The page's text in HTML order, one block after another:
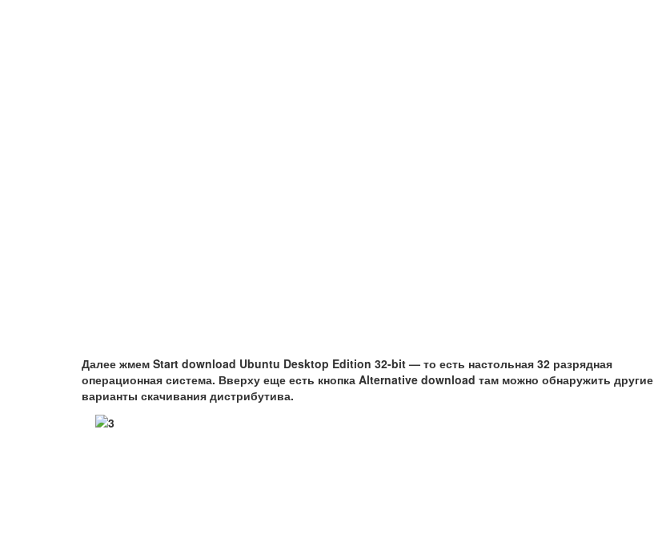
Далее жмем Start download Ubuntu Desktop Edition 32-bit — то есть настольная 32 разрядная
операционная система. Вверху еще есть кнопка Alternative download там можно обнаружить другие
варианты скачивания дистрибутива.